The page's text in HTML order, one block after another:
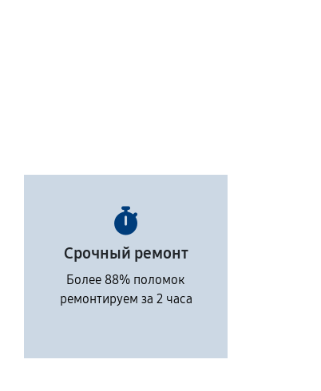
Срочный ремонт
Более 88% поломок
ремонтируем за 2 часа